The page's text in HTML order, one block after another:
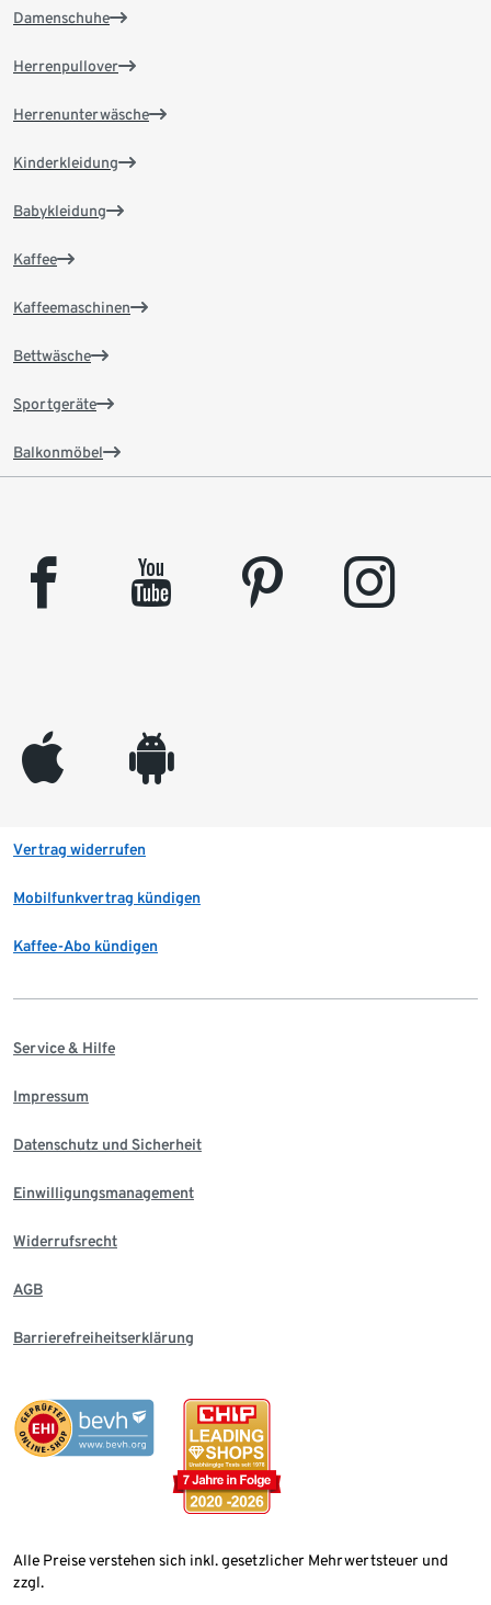
Damenschuhe
Herrenpullover
Herrenunterwäsche
Kinderkleidung
Babykleidung
Kaffee
Kaffeemaschinen
Bettwäsche
Sportgeräte
Balkonmöbel
facebook youtube pinterest instagram
appleinc android
Vertrag widerrufen
Mobilfunkvertrag kündigen
Kaffee-Abo kündigen
Service & Hilfe
Impressum
Datenschutz und Sicherheit
Einwilligungsmanagement
Widerrufsrecht
AGB
Barrierefreiheitserklärung
Alle Preise verstehen sich inkl. gesetzlicher Mehrwertsteuer und
zzgl.